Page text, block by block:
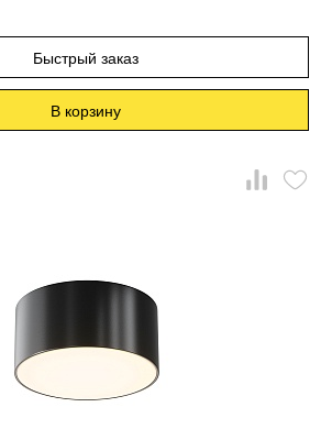
Быстрый заказ
В корзину